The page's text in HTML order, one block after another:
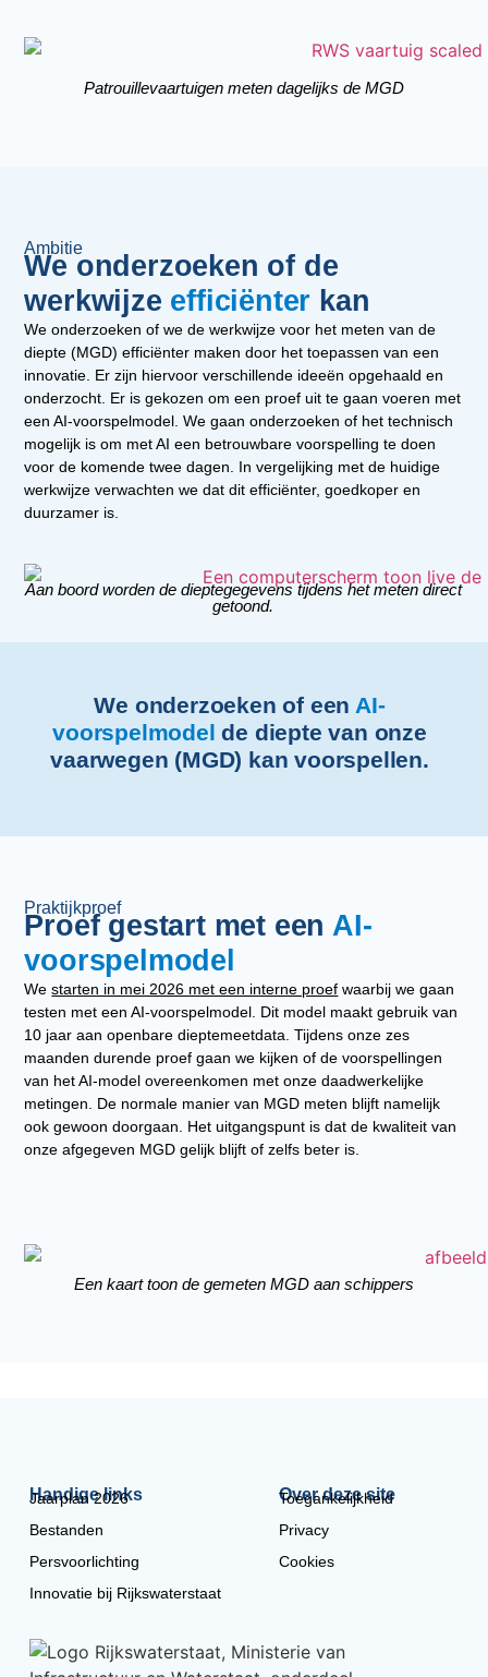
Patrouillevaartuigen meten dagelijks de MGD
Aan boord worden de dieptegegevens tijdens het meten direct
getoond.
Ambitie
We onderzoeken of de
werkwijze efficiënter kan
We onderzoeken of we de werkwijze voor het meten van de
diepte (MGD) efficiënter maken door het toepassen van een
innovatie. Er zijn hiervoor verschillende ideeën opgehaald en
onderzocht. Er is gekozen om een proef uit te gaan voeren met
een AI-voorspelmodel. We gaan onderzoeken of het technisch
mogelijk is om met AI een betrouwbare voorspelling te doen
voor de komende twee dagen. In vergelijking met de huidige
werkwijze verwachten we dat dit efficiënter, goedkoper en
duurzamer is.
We onderzoeken of een AI-
voorspelmodelde diepte van onze
vaarwegen (MGD) kan voorspellen.
Praktijkproef
Proef gestart met een AI-
voorspelmodel
Westarten in mei 2026 met een interne proef waarbij we gaan
testen met een AI-voorspelmodel. Dit model maakt gebruik van
10 jaar aan openbare dieptemeetdata. Tijdens onze zes
maanden durende proef gaan we kijken of de voorspellingen
van het AI-model overeenkomen met onze daadwerkelijke
metingen. De normale manier van MGD meten blijft namelijk
ook gewoon doorgaan. Het uitgangspunt is dat de kwaliteit van
onze afgegeven MGD gelijk blijft of zelfs beter is.
Een kaart toon de gemeten MGD aan schippers
Handige links
Jaarplan 2026
Bestanden
Persvoorlichting
Innovatie bij Rijkswaterstaat
Over deze site
Toegankelijkheid
Privacy
Cookies